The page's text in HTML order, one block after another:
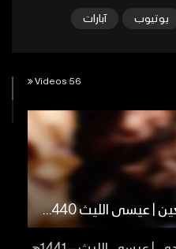
يوتيوب آبارات
56 Videos
مونتاج زامل العين بالعين | عيسى الليث 1440هـ